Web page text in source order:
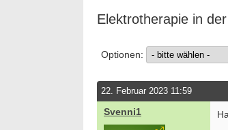
Elektrotherapie in
Optionen:
22. Februar 2023 11:59
Svenni1